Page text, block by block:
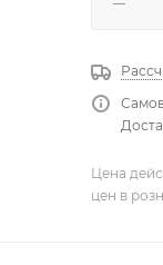
Цена
цен в